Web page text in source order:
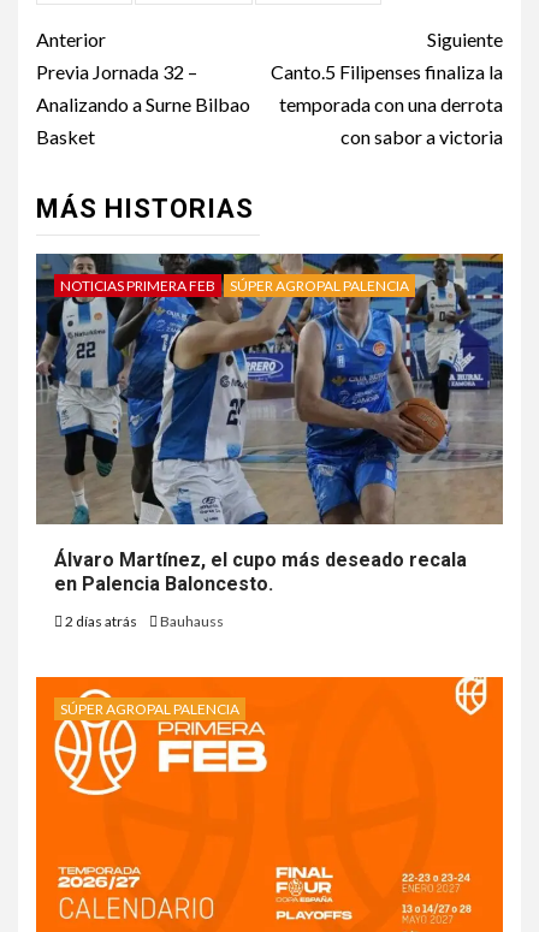
Anterior
Previa Jornada 32 –
Analizando a Surne Bilbao
Basket
Siguiente
Canto.5 Filipenses finaliza la
temporada con una derrota
con sabor a victoria
MÁS HISTORIAS
NOTICIAS PRIMERA FEB SÚPER AGROPAL PALENCIA
Álvaro Martínez, el cupo más deseado recala
en Palencia Baloncesto.
2 días atrás Bauhauss
SÚPER AGROPAL PALENCIA